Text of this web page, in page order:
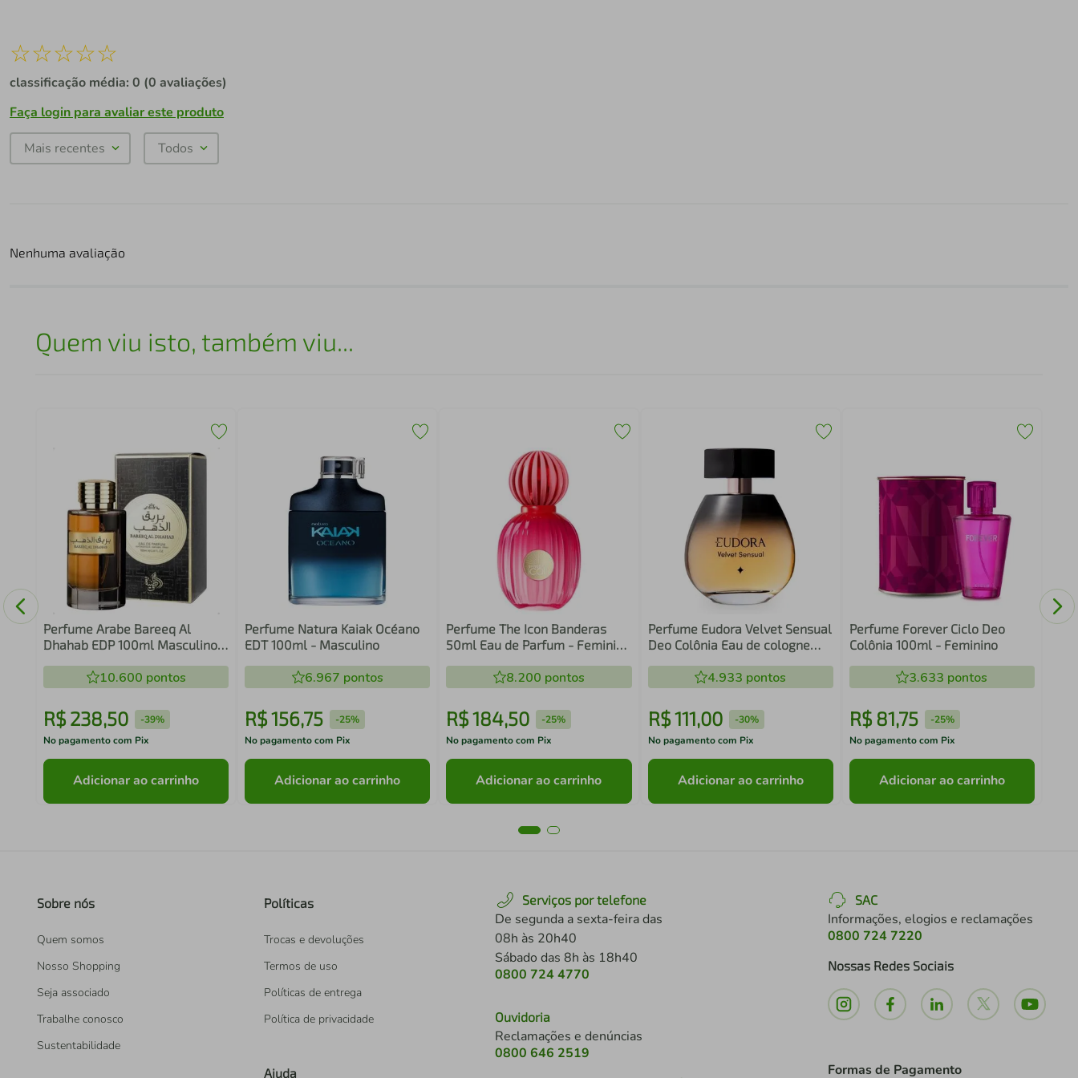
☆☆☆☆☆
classificação média: 0 (0 avaliações)
Faça login para avaliar este produto
Mais recentes Todos
Nenhuma avaliação
Quem viu isto, também viu...
Perfume Arabe Bareeq Al
Dhahab EDP 100ml Masculino -
10.600 pontos
R$ 238,50 -39%
No pagamento com Pix
Adicionar ao carrinho
Perfume Natura Kaiak Océano
EDT 100ml - Masculino
6.967 pontos
R$156,75 -25%
No pagamento com Pix
Adicionar ao carrinho
Perfume The Icon Banderas
50ml Eau de Parfum - Feminino
8.200 pontos
R$184,50 -25%
No pagamento com Pix
Adicionar ao carrinho
Perfume Eudora Velvet Sensual
Deo Colônia Eau de cologne
4.933 pontos
R$111,00 -30%
No pagamento com Pix
Adicionar ao carrinho
Perfume Forever Ciclo Deo
Colônia 100ml - Feminino
3.633 pontos
R$ 81,75 -25%
No pagamento com Pix
Adicionar ao carrinho
Sobre nós
Quem somos
Nosso Shopping
Seja associado
Trabalhe conosco
Sustentabilidade
Políticas
Trocas e devoluções
Termos de uso
Políticas de entrega
Política de privacidade
Ajuda
Serviços por telefone
De segunda a sexta-feira das
08h às 20h40
Sábado das 8h às 18h40
0800 724 4770
Ouvidoria
Reclamações e denúncias
0800 646 2519
SAC
Informações, elogios e reclamações
0800 724 7220
Nossas Redes Sociais
Formas de Pagamento